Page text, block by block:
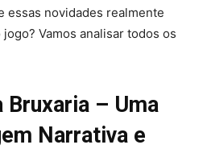
essas novidades realmente
Vamos analisar todos os
Bruxaria – Uma
Narrativa e